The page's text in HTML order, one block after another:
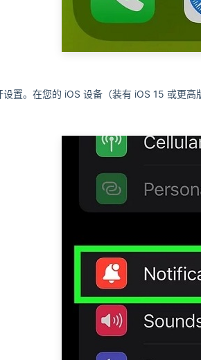
设置。在您的 iOS 设备（装有 iOS 15 或更高